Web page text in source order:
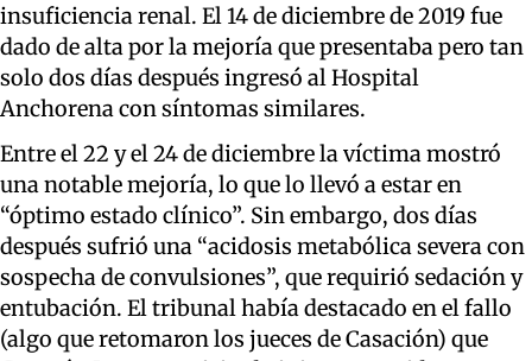
insuficiencia renal. El 14 de diciembre de 2019 fue
dado de alta por la mejoría que presentaba pero tan
solo dos días después ingresó al Hospital
Anchorena con síntomas similares.
Entre el 22 y el 24 de diciembre la víctima mostró
una notable mejoría, lo que lo llevó a estar en
“óptimo estado clínico”. Sin embargo, dos días
después sufrió una “acidosis metabólica severa con
sospecha de convulsiones”, que requirió sedación y
entubación. El tribunal había destacado en el fallo
(algo que retomaron los jueces de Casación) que